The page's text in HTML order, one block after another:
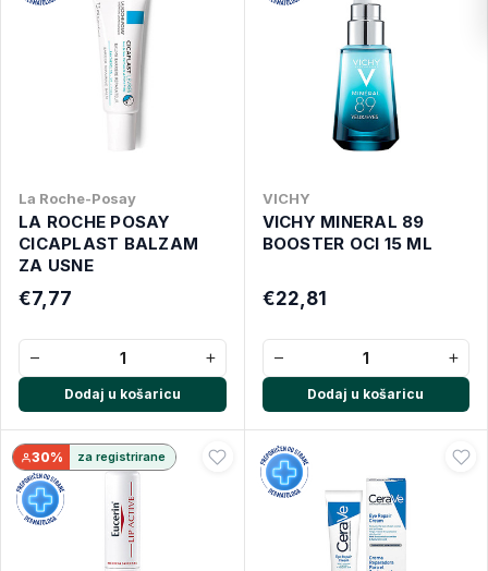
La Roche-Posay
LA ROCHE POSAY
CICAPLAST BALZAM
ZA USNE
€7,77
− +
Dodaj u košaricu
VICHY
VICHY MINERAL 89
BOOSTER OCI 15 ML
€22,81
− +
Dodaj u košaricu
30% za registrirane